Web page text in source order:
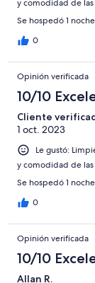
y comodidad de
Se hospedó 1
0
Opinión verificada
10/10
Cliente
1 oct. 2023
Le gustó:
y comodidad de
Se hospedó 1
0
Opinión verificada
10/10
Allan R.